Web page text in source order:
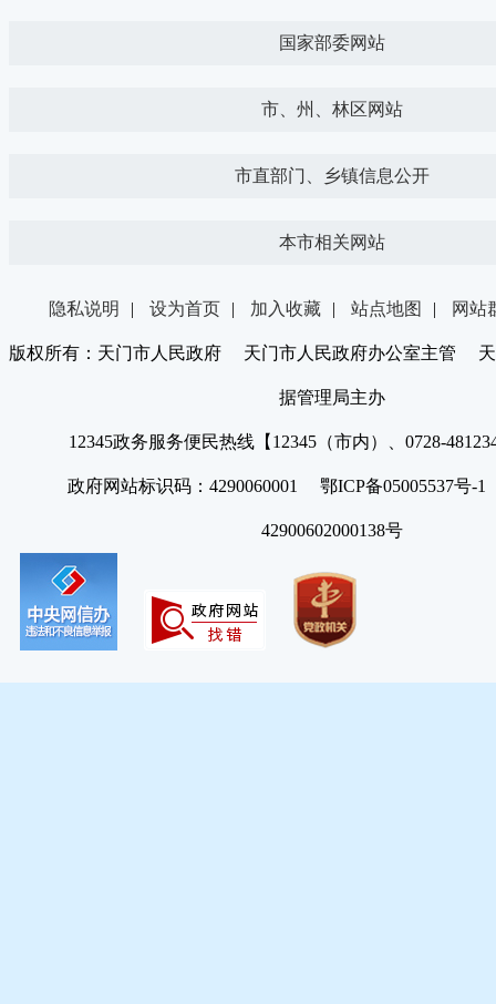
国家部委网站
市、州、林区网站
市直部门、乡镇信息公开
本市相关网站
隐私说明 | 设为首页 | 加入收藏 | 站点地图 | 网站
版权所有：天门市人民政府 天门市人民政府办公室主管 天
据管理局主办
12345政务服务便民热线【12345（市内）、0728-
政府网站标识码：4290060001 鄂ICP备05005537号
42900602000138号